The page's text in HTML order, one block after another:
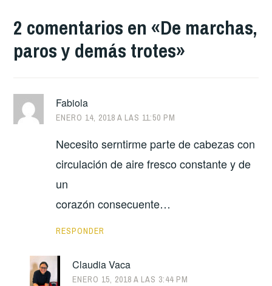
2 comentarios en «De marchas,
paros y demás trotes»
Fabiola
ENERO 14, 2018 A LAS 11:50 PM
Necesito serntirme parte de cabezas con
circulación de aire fresco constante y de
un
corazón consecuente…
RESPONDER
Claudia Vaca
ENERO 15, 2018 A LAS 3:44 PM